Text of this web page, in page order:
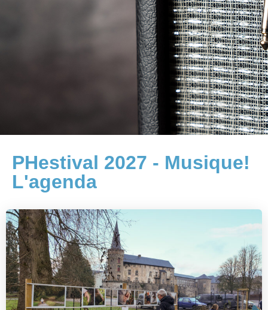
PHestival 2027 - Musique!
L'agenda